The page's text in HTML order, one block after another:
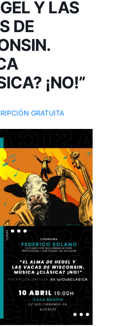
Y LAS
DE
¡NO!”
GRATUITA